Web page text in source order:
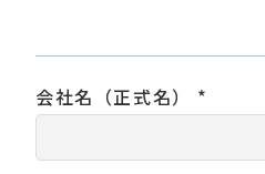
会社名（正式名） *